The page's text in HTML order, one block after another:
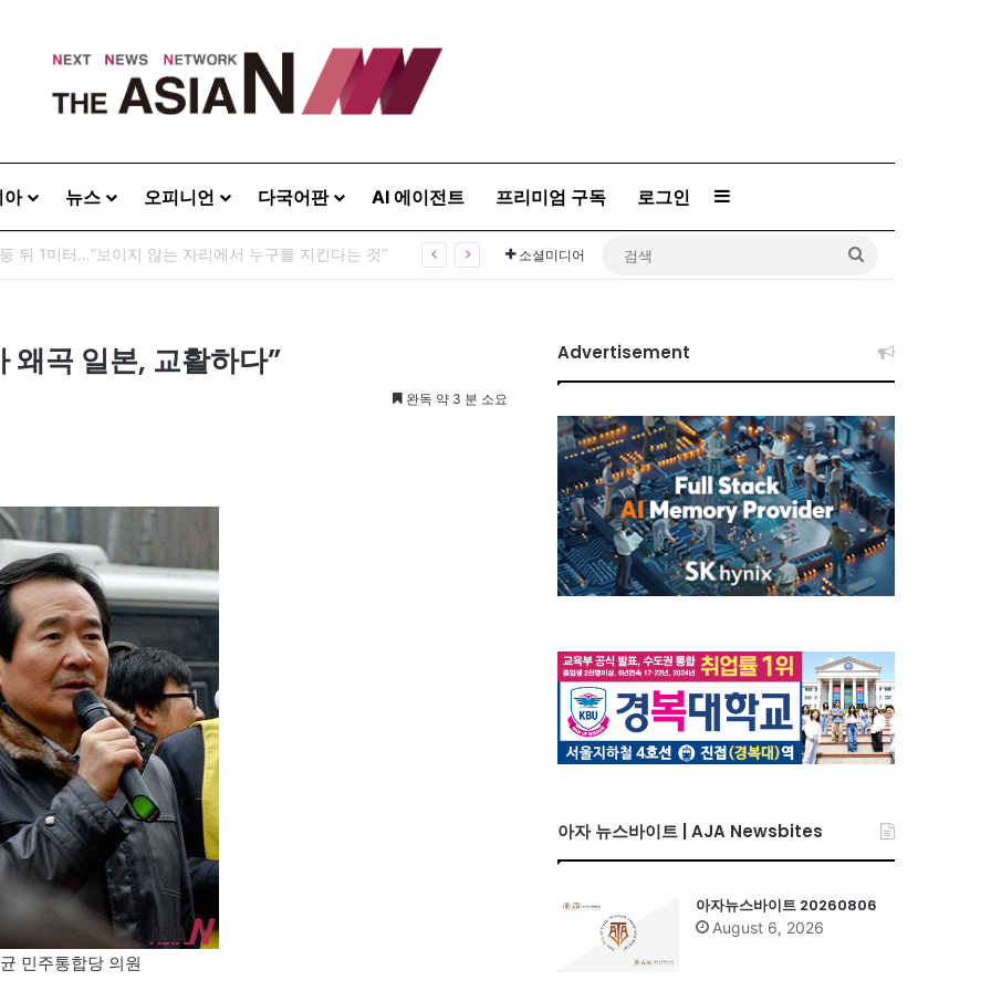
아 뉴스 오피니언 다국어판 AI 에이전트 프리미엄 구독 로그인 Sidebar
한인 상권 넘어 한국문화의 광장으로 소셜미디어
왜곡 일본, 교활하다”
완독 약 3 분 소요
민주통합당 의원
Advertisement
아자 뉴스바이트 | AJA Newsbites
아자뉴스바이트 20260806
August 6, 2026